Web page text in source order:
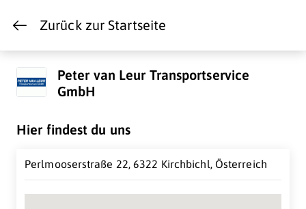
Zurück zur Startseite
Peter van Leur Transportservice
GmbH
Hier findest du uns
Perlmooserstraße 22, 6322 Kirchbichl, Österreich